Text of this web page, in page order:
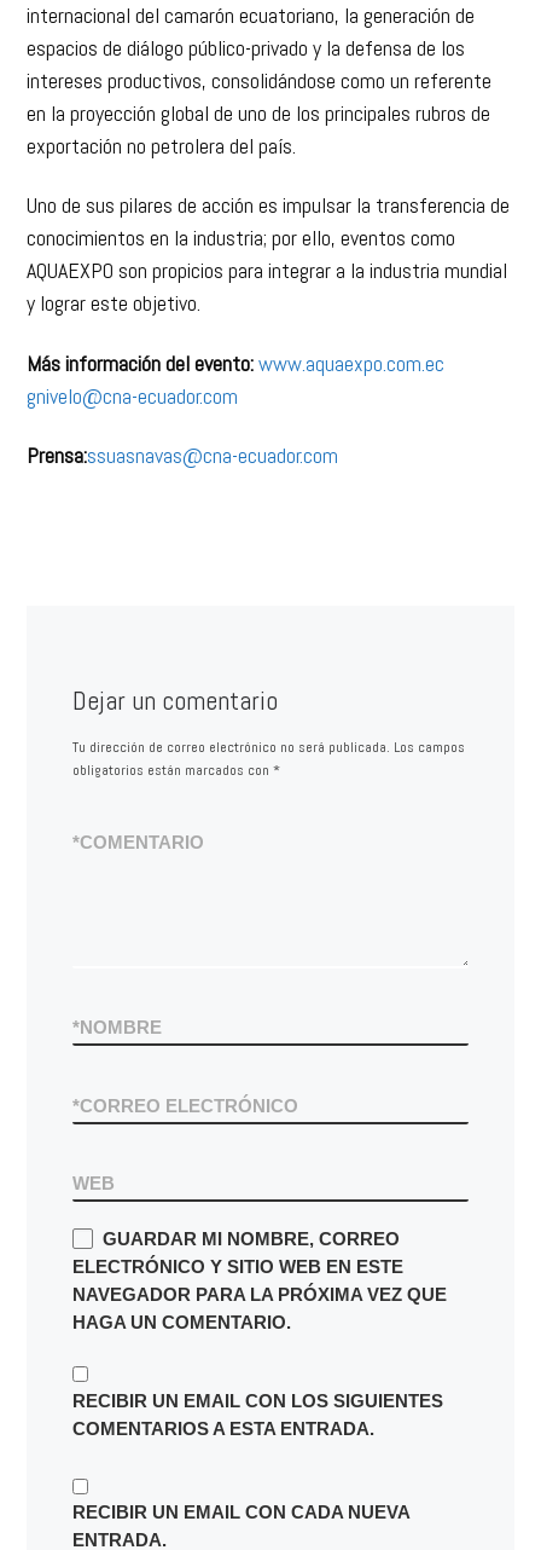
internacional del camarón ecuatoriano, la generación de
espacios de diálogo público-privado y la defensa de los
intereses productivos, consolidándose como un referente
en la proyección global de uno de los principales rubros de
exportación no petrolera del país.
Uno de sus pilares de acción es impulsar la transferencia de
conocimientos en la industria; por ello, eventos como
AQUAEXPO son propicios para integrar a la industria mundial
y lograr este objetivo.
Más información del evento:www.aquaexpo.com.ec
gnivelo@cna-ecuador.com
Prensa:ssuasnavas@cna-ecuador.com
Dejar un comentario
Tu dirección de correo electrónico no será publicada. Los campos
obligatorios están marcados con *
COMENTARIO
*
NOMBRE
*
CORREO ELECTRÓNICO
*
WEB
GUARDAR MI NOMBRE, CORREO
ELECTRÓNICO Y SITIO WEB EN ESTE
NAVEGADOR PARA LA PRÓXIMA VEZ QUE
HAGA UN COMENTARIO.
RECIBIR UN EMAIL CON LOS SIGUIENTES
COMENTARIOS A ESTA ENTRADA.
RECIBIR UN EMAIL CON CADA NUEVA
ENTRADA.